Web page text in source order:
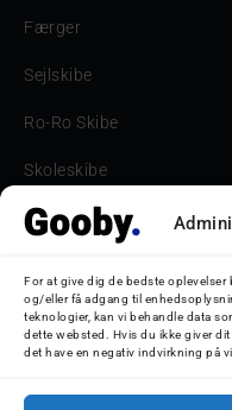
For at give dig de bedste
og/eller få adgang til
teknologier, kan vi behandle data
dette websted. Hvis du ikke giver
det have en negativ indvirkning på
Færger
Sejlskibe
Ro-Ro Skibe
Skoleskibe
Havne & Turbåde samt
Bilskib
Storebæltsbroen